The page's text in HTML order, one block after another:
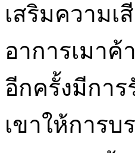
เสริมความเ
อาการเมา
อีกครั้งมีการ
เขาให้การบ